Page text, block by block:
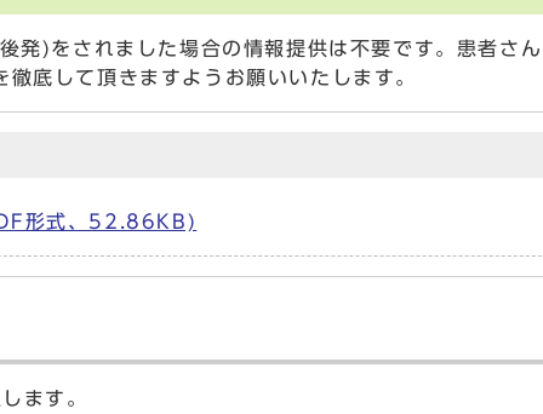
)をされました場合の情報提供は不要です。患者さん
底して頂きますようお願いいたします。
形式、52.86KB)
ます。